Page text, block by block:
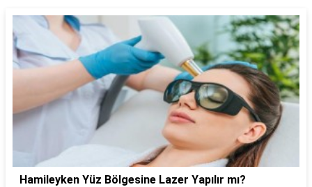
Hamileyken Yüz Bölgesine Lazer Yapılır mı?